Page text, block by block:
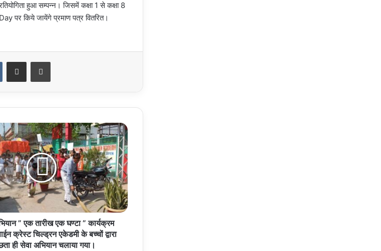
हुआ सम्पन्न। जिसमें कक्षा 1 से कक्षा 8
पर किये जायेंगे प्रमाण पत्र वितरित।
VKontakteShare via Email Print
” एक तारीख एक घण्टा ” कार्यक्रम
क्रेस्ट चिल्ड्रन एकेडमी के बच्चों द्वारा
ही सेवा अभियान चलाया गया।